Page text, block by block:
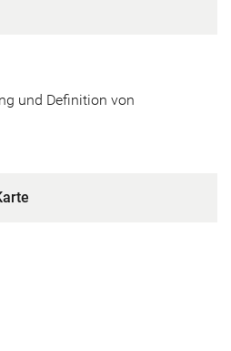
und Definition von